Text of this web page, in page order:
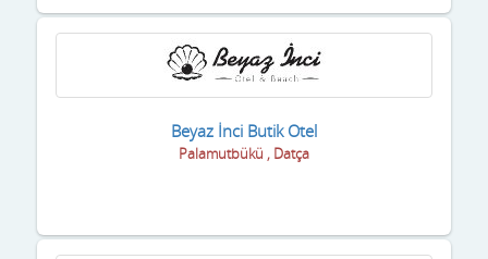
Beyaz İnci Butik Otel
Palamutbükü , Datça